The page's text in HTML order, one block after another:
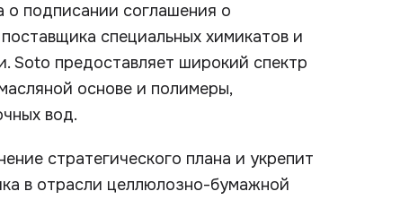
о подписании соглашения о
специальных химикатов и
Soto предоставляет широкий спектр
основе и полимеры,
вод.
стратегического плана и укрепит
в отрасли целлюлозно-бумажной